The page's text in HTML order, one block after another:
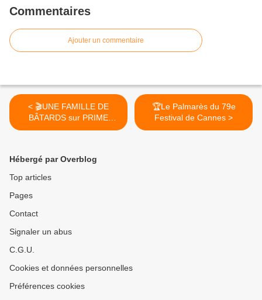
Commentaires
Ajouter un commentaire
< 🎬UNE FAMILLE DE
BÂTARDS sur PRIME
VIDÉO le 12 Juin 2026
🏆Le Palmarès du 79e
Festival de Cannes >
Hébergé par Overblog
Top articles
Pages
Contact
Signaler un abus
C.G.U.
Cookies et données personnelles
Préférences cookies